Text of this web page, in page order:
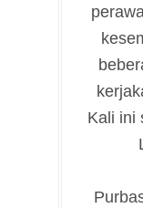
Kali ini